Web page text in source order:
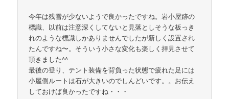
今年は残雪が少ないようで良かったですね。岩小屋跡の
標識、以前は注意深くしてないと見落としそうな板っき
れのような標識しかありませんでしたが新しく設置され
たんですね〜。そういう小さな変化も楽しく拝見させて
頂きました^^
最後の登り、テント装備を背負った状態で疲れた足には
小屋側ルートは石が大きいのでしんどいです。。お伝え
しておけば良かったですね・・・